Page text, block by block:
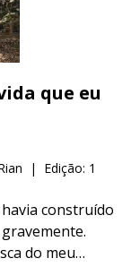
que eu
| Edição: 1
construído
do meu